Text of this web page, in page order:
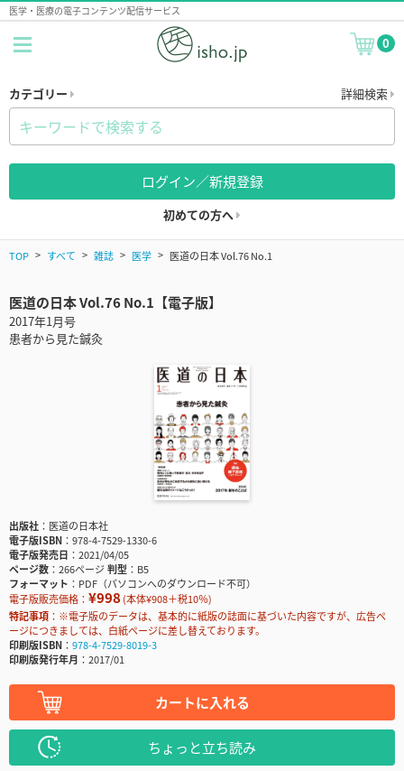
医学・医療の電子コンテンツ配信サービス
0
カテゴリー 詳細検索
ログイン／新規登録
初めての方へ
TOP すべて 雑誌 医学 医道の日本 Vol.76 No.1
医道の日本 Vol.76 No.1【電子版】
2017年1月号
患者から見た鍼灸
出版社
医道の日本社
電子版ISBN
978-4-7529-1330-6
電子版発売日
2021/04/05
ページ数
266ページ判型
B5
フォーマット
PDF（パソコンへのダウンロード不可）
電子版販売価格： ¥998 (本体¥908＋税10％)
特記事項
※電子版のデータは、基本的に紙版の誌面に基づいた内容ですが、広告ペ
ージにつきましては、白紙ページに差し替えております。
印刷版ISBN
978-4-7529-8019-3
印刷版発行年月
2017/01
カートに入れる
ちょっと立ち読み